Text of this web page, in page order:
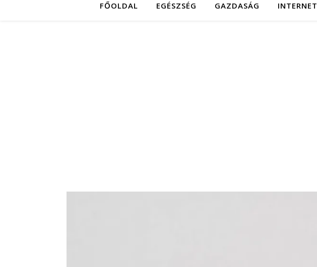
FŐOLDAL EGÉSZSÉG GAZDASÁG INTERNET